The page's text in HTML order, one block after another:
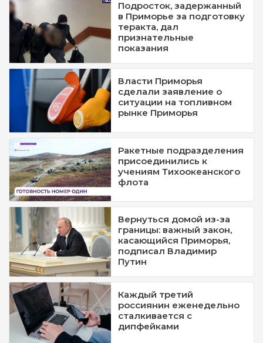
Подросток, задержанный
в Приморье за подготовку
теракта, дал
признательные
показания
Власти Приморья
сделали заявление о
ситуации на топливном
рынке Приморья
Ракетные подразделения
присоединились к
учениям Тихоокеанского
флота
Вернуться домой из-за
границы: важный закон,
касающийся Приморья,
подписал Владимир
Путин
Каждый третий
россиянин еженедельно
сталкивается с
дипфейками